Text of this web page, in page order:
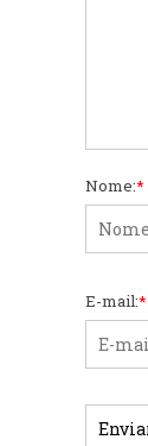
Nome:*
E-mail:*